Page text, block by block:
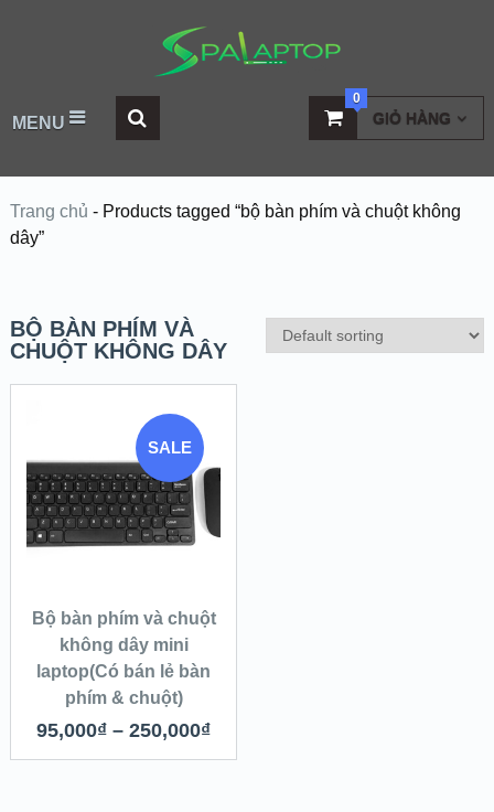
MENU GIỎ HÀNG
0
Trang chủ - Products tagged “bộ bàn phím và chuột không
dây”
BỘ BÀN PHÍM VÀ
CHUỘT KHÔNG DÂY
SALE
Bộ bàn phím và chuột
không dây mini
laptop(Có bán lẻ bàn
phím & chuột)
95,000₫ – 250,000₫